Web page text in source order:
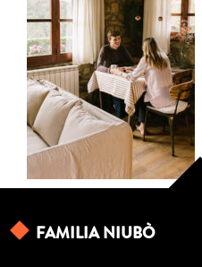
FAMILIA NIUBÒ